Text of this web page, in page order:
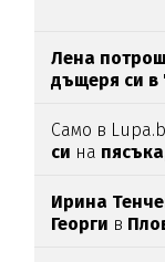
Лена
дъщеря си в
Само в
си на
Ирина
Георги в